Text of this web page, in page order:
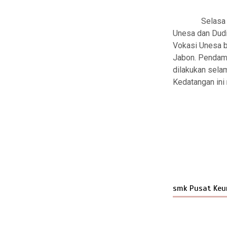
Selasa 7
Unesa dan
Vokasi Unesa
Jabon.
dilakukan
Kedatangan
smk Pusat